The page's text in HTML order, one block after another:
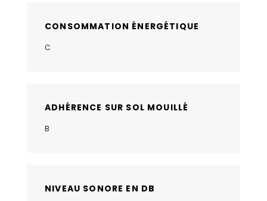
CONSOMMATION ÉNERGÉTIQUE
C
ADHÉRENCE SUR SOL MOUILLÉ
B
NIVEAU SONORE EN DB